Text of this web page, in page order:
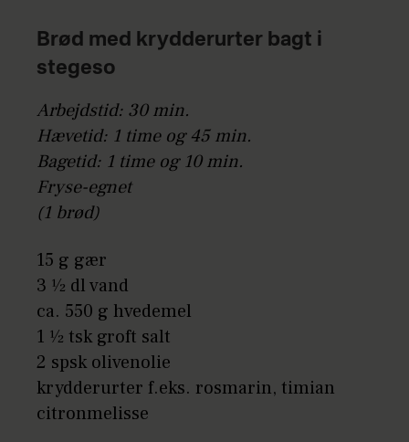
Brød med krydderurter bagt i
stegeso
Arbejdstid: 30 min.
Hævetid: 1 time og 45 min.
Bagetid: 1 time og 10 min.
Fryse-egnet
(1 brød)
15 g gær
3 1⁄2 dl vand
ca. 550 g hvedemel
1 1⁄2 tsk groft salt
2 spsk olivenolie
krydderurter f.eks. rosmarin, timian
citronmelisse